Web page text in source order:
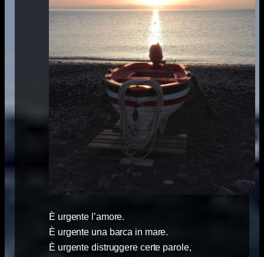
È urgente l’amore.
È urgente una barca in mare.
È urgente distruggere certe parole,